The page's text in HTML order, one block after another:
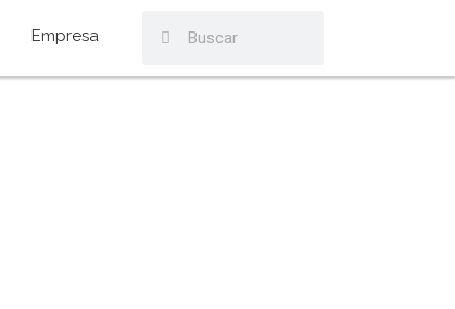
Empresa